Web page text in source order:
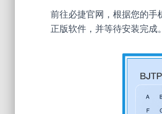
前往必捷官网，根据您的手
正版软件，并等待安装完成。